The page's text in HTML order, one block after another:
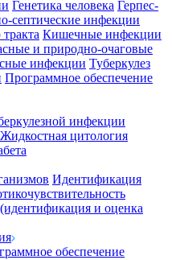
Генетика человека Герпес-
септические инфекции
Кишечные инфекции
и природно-очаговые
инфекции Туберкулез
Программное обеспечение
инфекции
Жидкостная цитология
Идентификация
и оценка
обеспечение